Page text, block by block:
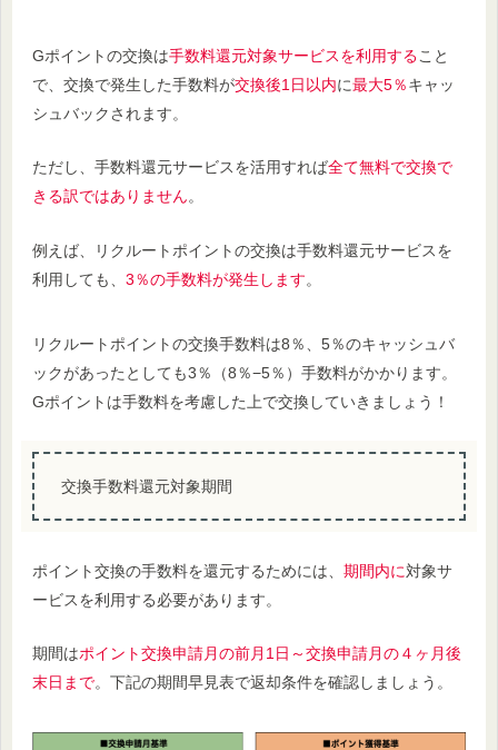
Gポイントの交換は手数料還元対象サービスを利用すること
で、交換で発生した手数料が交換後1日以内に最大5％キャッ
シュバックされます。
ただし、手数料還元サービスを活用すれば全て無料で交換で
きる訳ではありません。
例えば、リクルートポイントの交換は手数料還元サービスを
利用しても、 3％の手数料が発生します。
リクルートポイントの交換手数料は8％、5％のキャッシュバ
ックがあったとしても3％（8％−5％）手数料がかかります。
Gポイントは手数料を考慮した上で交換していきましょう！
交換手数料還元対象期間
ポイント交換の手数料を還元するためには、 期間内に対象サ
ービスを利用する必要があります。
期間はポイント交換申請月の前月1日～交換申請月の４ヶ月後
末日まで。下記の期間早見表で返却条件を確認しましょう。